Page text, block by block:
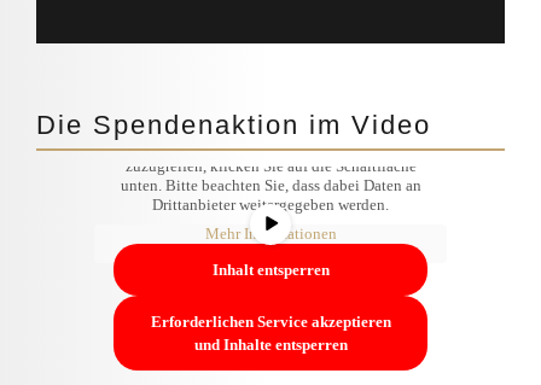
Die Spendenaktion im Video
Sie sehen gerade einen Platzhalterinhalt von
YouTube. Um auf den eigentlichen Inhalt
zuzugreifen, klicken Sie auf die Schaltfläche
unten. Bitte beachten Sie, dass dabei Daten an
Drittanbieter weitergegeben werden.
Mehr Informationen
Inhalt entsperren
Erforderlichen Service akzeptieren
und Inhalte entsperren